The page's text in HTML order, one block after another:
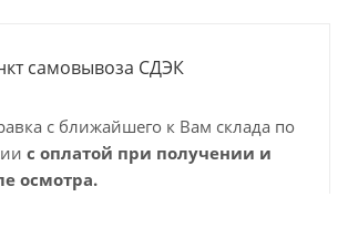
самовывоза СДЭК
с ближайшего к Вам склада по
с оплатой при получении и
осмотра.